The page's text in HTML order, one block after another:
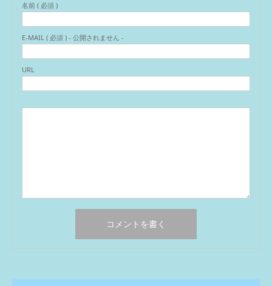
名前 ( 必須 )
E-MAIL ( 必須 ) - 公開されません -
URL